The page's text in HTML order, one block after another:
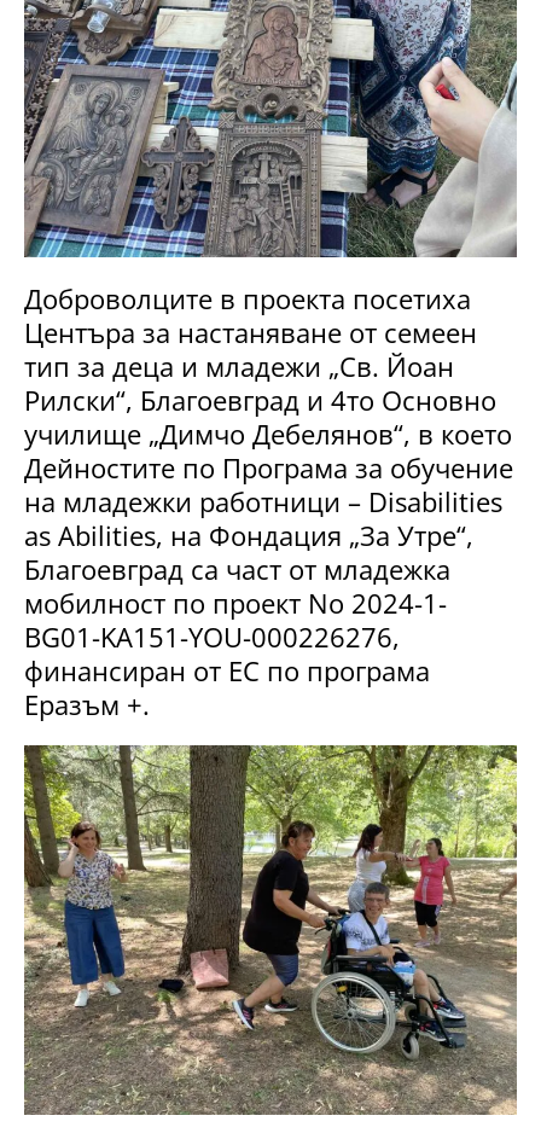
Доброволците в проекта посетиха
Центъра за настаняване от семеен
тип за деца и младежи „Св. Йоан
Рилски“, Благоевград и 4то Основно
училище „Димчо Дебелянов“, в което
Дейностите по Програма за обучение
на младежки работници – Disabilities
as Abilities, на Фондация „За Утре“,
Благоевград са част от младежка
мобилност по проект No 2024-1-
BG01-KA151-YOU-000226276,
финансиран от ЕС по програма
Еразъм +.